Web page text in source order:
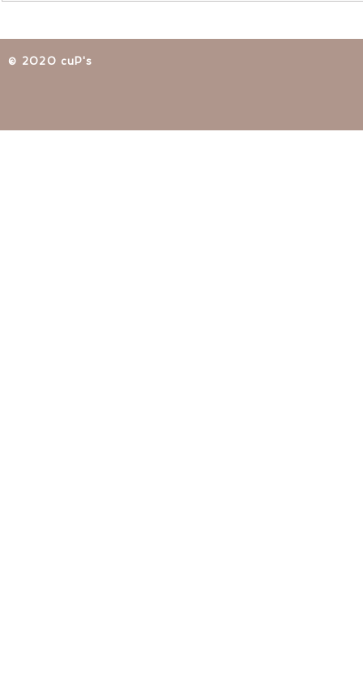
​© 2020 cuP's